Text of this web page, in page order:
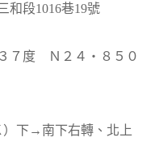
和段1016巷19號
７度 Ｎ２４‧８５０
）下→南下右轉、北上